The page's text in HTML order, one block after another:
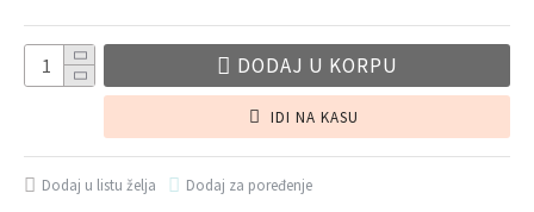
DODAJ U KORPU
IDI NA KASU
Dodaj u listu želja Dodaj za poređenje